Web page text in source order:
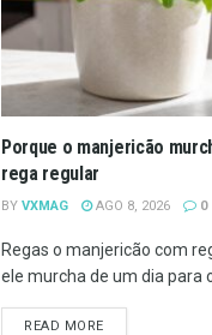
Porque o manjericão
rega regular
BY VXMAG AGO 8, 2026 0
Regas o manjericão com
ele murcha de um dia para
READ MOREDETAILS